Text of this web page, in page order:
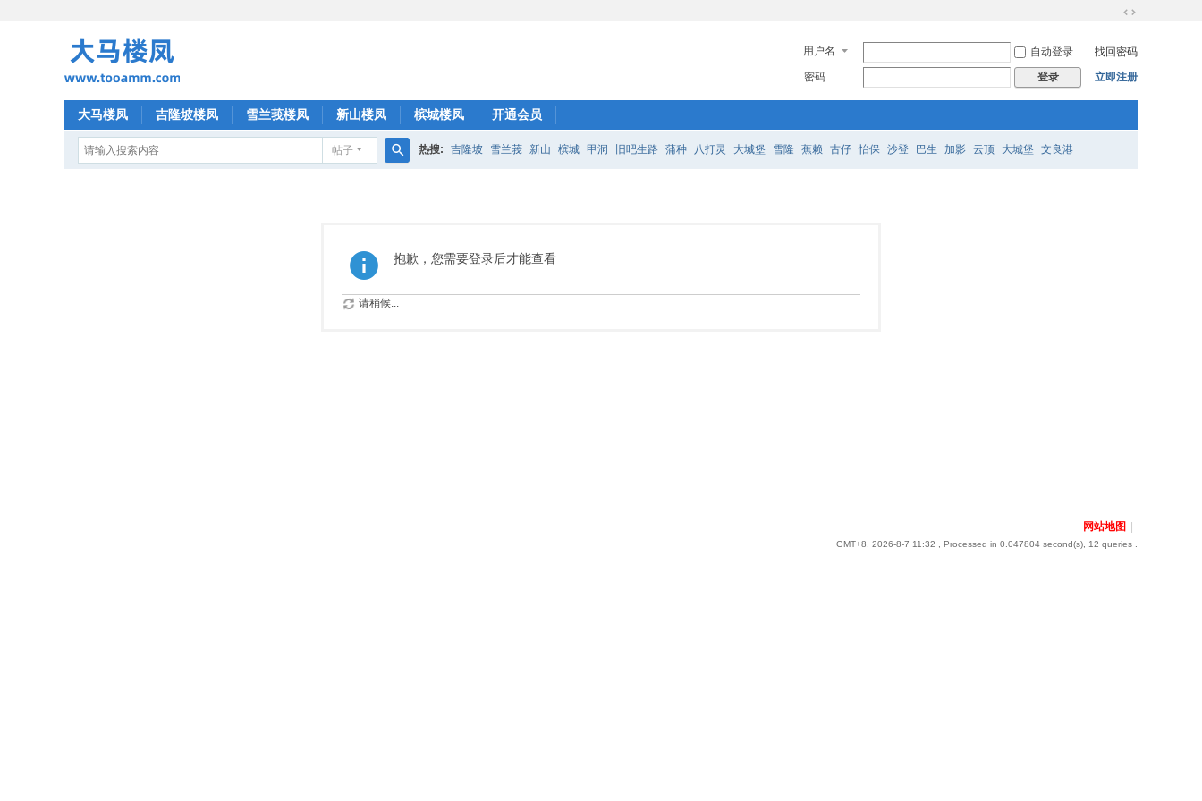
换
到
宽
用户名 自动登录
找回密码
密码
登录 立即注册
大马楼凤 吉隆坡楼凤 雪兰莪楼凤 新山楼凤 槟城楼凤 开通会员
帖子 热搜: 吉隆坡 雪兰莪 新山 槟城 甲洞 旧吧生路 蒲种 八打灵 大城堡 雪隆 蕉赖 古仔 怡保 沙登 巴生 加影 云顶 大城堡 文良港
抱歉，您需要登录后才能查看
请稍候...
网站地图
GMT+8, 2026-8-7 11:32 , Processed in 0.047804 second(s), 12 queries .